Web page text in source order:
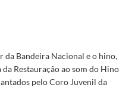
Bandeira Nacional e o hino,
Restauração ao som do Hino
pelo Coro Juvenil da